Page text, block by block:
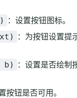
：设置按钮图标。
：为按钮设置提
b)
：设置是否绘制
按钮是否可用。